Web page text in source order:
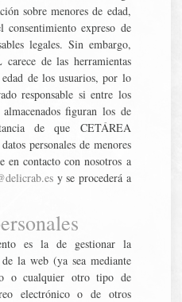
sobre menores de edad,
expreso de
legales. Sin embargo,
de las herramientas
de los usuarios, por lo
responsable si entre los
figuran los de
de que CETÁREA
personales de menores
en contacto con nosotros a
y se procederá a
es la de gestionar la
la web (ya sea mediante
o cualquier otro tipo de
electrónico o de otros